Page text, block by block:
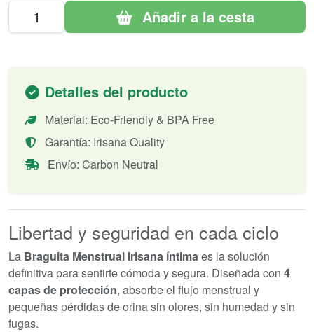
Añadir a la cesta
Detalles del producto
Material: Eco-Friendly & BPA Free
Garantía: Irisana Quality
Envío: Carbon Neutral
Libertad y seguridad en cada ciclo
La Braguita Menstrual Irisana íntimaes la solución
definitiva para sentirte cómoda y segura. Diseñada con 4
capas de protección, absorbe el flujo menstrual y
pequeñas pérdidas de orina sin olores, sin humedad y sin
fugas.